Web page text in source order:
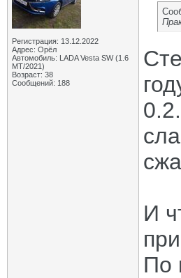
Регистрация: 13.12.2022
Адрес: Орёл
Автомобиль: LADA Vesta SW (1.6
МТ/2021)
Возраст: 38
Сообщений: 188
И
По